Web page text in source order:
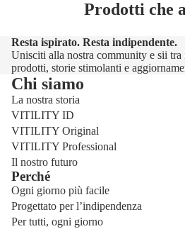
Prodotti che
Resta ispirato. Resta indipendente.
Unisciti alla nostra community e sii
prodotti, storie stimolanti e
Chi siamo
La nostra storia
VITILITY ID
VITILITY Original
VITILITY Professional
Il nostro futuro
Perché
Ogni giorno più facile
Progettato per l’indipendenza
Per tutti, ogni giorno